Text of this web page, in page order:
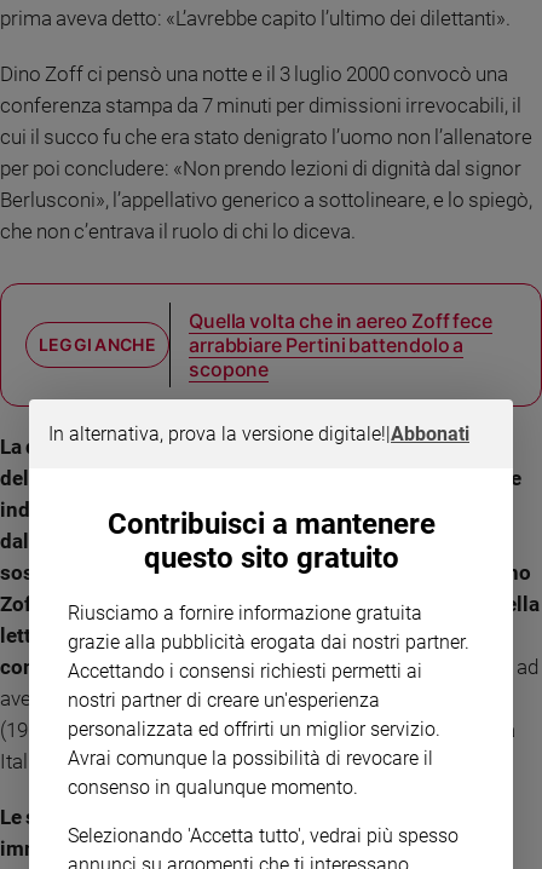
prima aveva detto: «L’avrebbe capito l’ultimo dei dilettanti».
Dino Zoff ci pensò una notte e il 3 luglio 2000 convocò una
conferenza stampa da 7 minuti per dimissioni irrevocabili, il
cui il succo fu che era stato denigrato l’uomo non l’allenatore
per poi concludere: «Non prendo lezioni di dignità dal signor
Berlusconi», l’appellativo generico a sottolineare, e lo spiegò,
che non c’entrava il ruolo di chi lo diceva.
Quella volta che in aereo Zoff fece
arrabbiare Pertini battendolo a
scopone
La dignità appunto, la connotazione più profonda
dell'uomo Dino Zoff che esiste, nella sua integrità, anche
indipendentemente dal campione che è stato,
dall'allenatore che è stato, dal dirigente che è stato. La
sostanza di cui il resto sono accessori. Non per caso Dino
Zoff è stato “consacrato” in vita, nell’arte, nel cinema, nella
letteratura non solo nello storia dello sport, nella quale
comunque merita un posto in prima fila: è l’unico italiano ad
aver vinto da giocatore titolo mondiale (1982) ed europeo
(1968) cui vanno aggiunti 6 scudetti con la Juventus, Coppa
Italia e Coppa Uefa.
Le sue mani con la Coppa del mondo sono state
immortalate in una tela di Renato Guttuso,diventata poi
In alternativa, prova la versione digitale!|Abbonati
Contribuisci a mantenere
questo sito gratuito
Riusciamo a fornire informazione gratuita
grazie alla pubblicità erogata dai nostri partner.
Accettando i consensi richiesti permetti ai
nostri partner di creare un'esperienza
personalizzata ed offrirti un miglior servizio.
Avrai comunque la possibilità di revocare il
consenso in qualunque momento.
Selezionando 'Accetta tutto', vedrai più spesso